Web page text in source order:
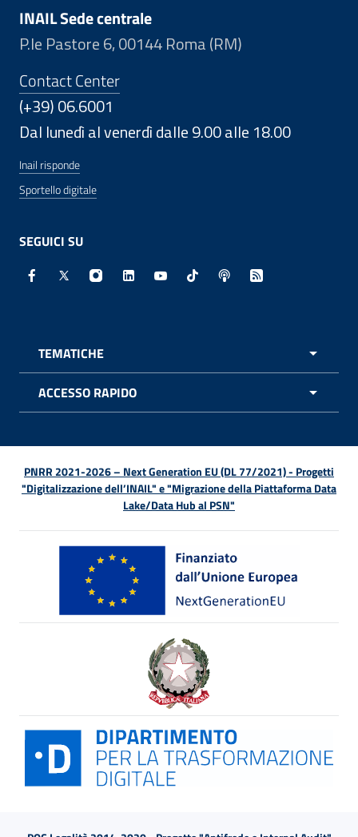
INAIL Sede centrale
P.le Pastore 6, 00144 Roma (RM)
Contact Center
(+39) 06.6001
Dal lunedì al venerdì dalle 9.00 alle 18.00
Inail risponde
Sportello digitale
SEGUICI SU
Facebook - Sito esterno - Apertura in nuova finestra
X - Sito esterno - Apertura in nuova finestra
Instagram - Sito esterno - Apertura in
Linkedin - Sito esterno - Apertura in
Youtube - Sito esterno -
TikTok - Sito esterno -
Spreaker - Sito
Feed RSS -
TEMATICHE
ACCESSO RAPIDO
PNRR 2021-2026 – Next Generation EU (DL 77/2021) - Progetti
"Digitalizzazione dell’INAIL" e "Migrazione della Piattaforma Data
Lake/Data Hub al PSN"